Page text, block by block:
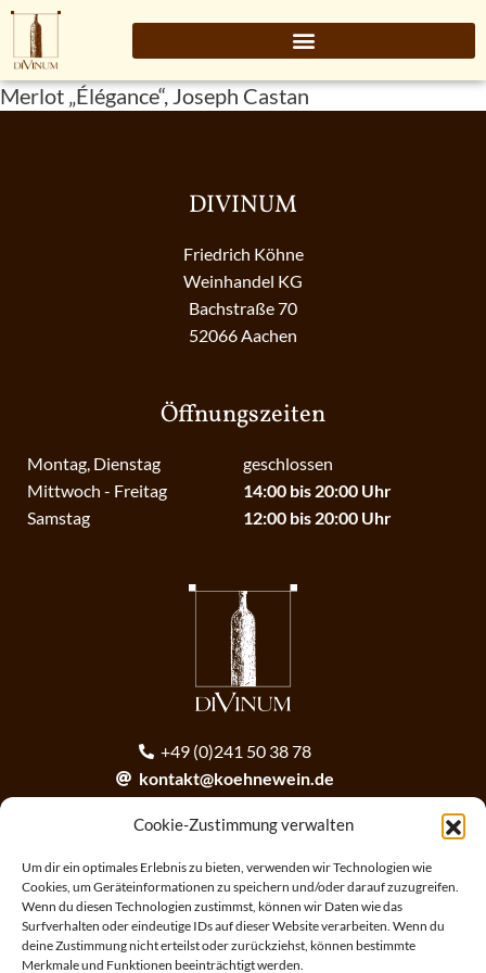
Cookie-Zustimmung verwalten
Um dir ein optimales Erlebnis zu bieten, verwenden wir Technologien wie
Cookies, um Geräteinformationen zu speichern und/oder darauf zuzugreifen.
Wenn du diesen Technologien zustimmst, können wir Daten wie das
Surfverhalten oder eindeutige IDs auf dieser Website verarbeiten. Wenn du
deine Zustimmung nicht erteilst oder zurückziehst, können bestimmte
Merkmale und Funktionen beeinträchtigt werden.
Merlot „Élégance“, Joseph Castan
DIVINUM
Friedrich Köhne
Weinhandel KG
Bachstraße 70
52066 Aachen
Öffnungszeiten
Montag, Dienstag
Mittwoch - Freitag
Samstag
geschlossen
14:00 bis 20:00 Uhr
12:00 bis 20:00 Uhr
+49 (0)241 50 38 78
kontakt@koehnewein.de
Anmeldung zum Newsletter
ANMELDEN